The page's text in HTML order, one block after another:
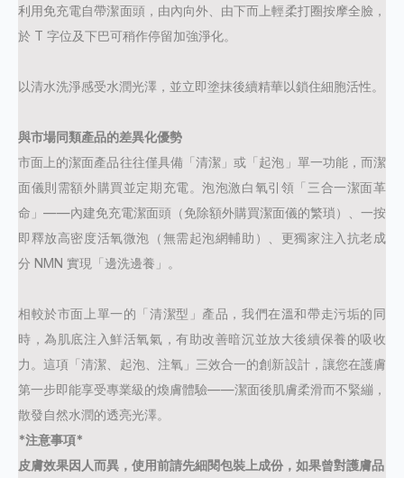
利用免充電自帶潔面頭，由內向外、由下而上輕柔打圈按摩全臉，
於 T 字位及下巴可稍作停留加強淨化。
以清水洗淨感受水潤光澤，並立即塗抹後續精華以鎖住細胞活性。
與市場同類產品的差異化優勢
市面上的潔面產品往往僅具備「清潔」或「起泡」單一功能，而潔
面儀則需額外購買並定期充電。泡泡激白氧引領「三合一潔面革
命」 ——內建免充電潔面頭（免除額外購買潔面儀的繁瑣）、一按
即釋放高密度活氧微泡（無需起泡網輔助）、更獨家注入抗老成
分 NMN 實現「邊洗邊養」。
相較於市面上單一的「清潔型」產品，我們在溫和帶走污垢的同
時，為肌底注入鮮活氧氣，有助改善暗沉並放大後續保養的吸收
力。這項「清潔、起泡、注氧」三效合一的創新設計，讓您在護膚
第一步即能享受專業級的煥膚體驗——潔面後肌膚柔滑而不緊繃，
散發自然水潤的透亮光澤。
*注意事項*
皮膚效果因人而異，使用前請先細閱包裝上成份， 如果曾對護膚品